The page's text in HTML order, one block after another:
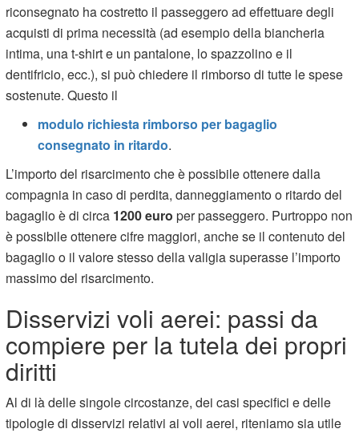
riconsegnato ha costretto il passeggero ad effettuare degli
acquisti di prima necessità (ad esempio della biancheria
intima, una t-shirt e un pantalone, lo spazzolino e il
dentifricio, ecc.), si può chiedere il rimborso di tutte le spese
sostenute. Questo il
modulo richiesta rimborso per bagaglio
consegnato in ritardo.
L’importo del risarcimento che è possibile ottenere dalla
compagnia in caso di perdita, danneggiamento o ritardo del
bagaglio è di circa 1200 euro per passeggero. Purtroppo non
è possibile ottenere cifre maggiori, anche se il contenuto del
bagaglio o il valore stesso della valigia superasse l’importo
massimo del risarcimento.
Disservizi voli aerei: passi da
compiere per la tutela dei propri
diritti
Al di là delle singole circostanze, dei casi specifici e delle
tipologie di disservizi relativi ai voli aerei, riteniamo sia utile